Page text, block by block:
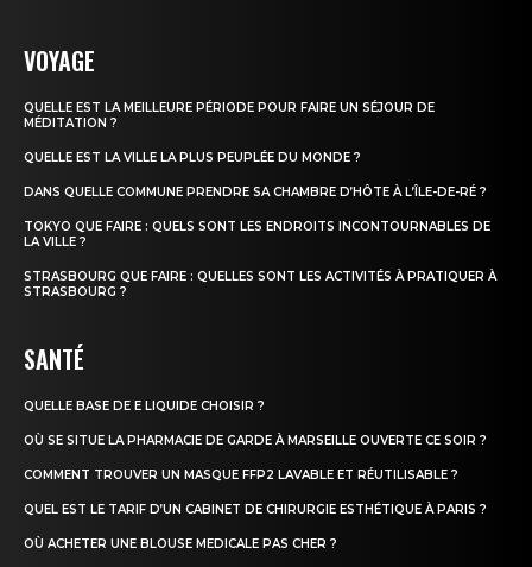
VOYAGE
QUELLE EST LA MEILLEURE PÉRIODE POUR FAIRE UN SÉJOUR DE
MÉDITATION ?
QUELLE EST LA VILLE LA PLUS PEUPLÉE DU MONDE ?
DANS QUELLE COMMUNE PRENDRE SA CHAMBRE D’HÔTE À L’ÎLE-DE-RÉ ?
TOKYO QUE FAIRE : QUELS SONT LES ENDROITS INCONTOURNABLES DE
LA VILLE ?
STRASBOURG QUE FAIRE : QUELLES SONT LES ACTIVITÉS À PRATIQUER À
STRASBOURG ?
SANTÉ
QUELLE BASE DE E LIQUIDE CHOISIR ?
OÙ SE SITUE LA PHARMACIE DE GARDE À MARSEILLE OUVERTE CE SOIR ?
COMMENT TROUVER UN MASQUE FFP2 LAVABLE ET RÉUTILISABLE ?
QUEL EST LE TARIF D’UN CABINET DE CHIRURGIE ESTHÉTIQUE À PARIS ?
OÙ ACHETER UNE BLOUSE MEDICALE PAS CHER ?